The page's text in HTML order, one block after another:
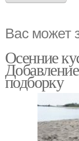
Вас может
Осенние
подборку